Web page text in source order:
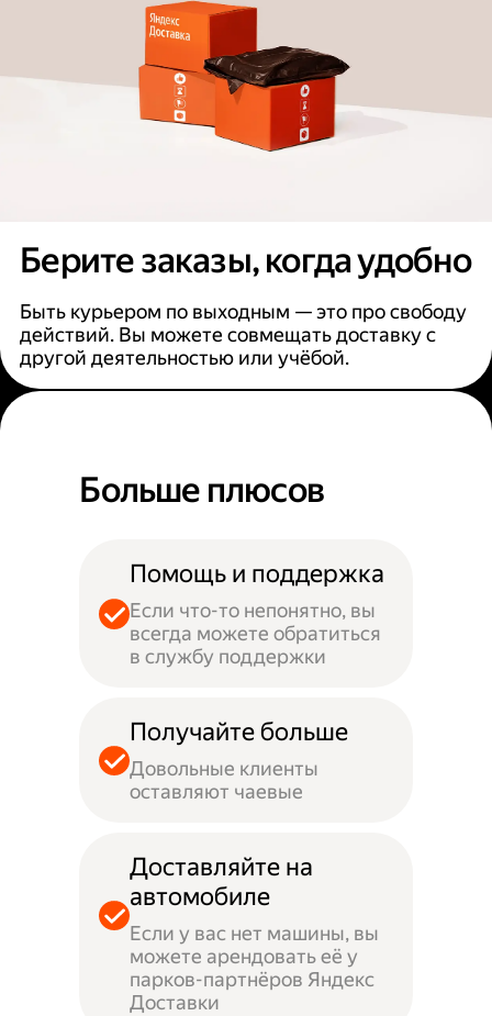
Берите заказы, когда удобно
Быть курьером по выходным — это про свободу
действий. Вы можете совмещать доставку с
другой деятельностью или учёбой.
Больше плюсов
Помощь и поддержка
Если что-то непонятно, вы
всегда можете обратиться
в службу поддержки
Получайте больше
Довольные клиенты
оставляют чаевые
Доставляйте на
автомобиле
Если у вас нет машины, вы
можете арендовать её у
парков-партнёров Яндекс
Доставки